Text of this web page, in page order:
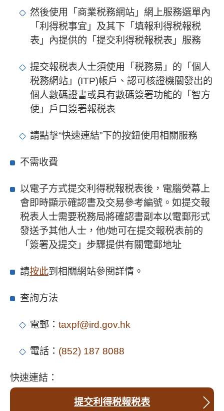
然後使用「商業税務網站」網上服務選單內
「利得税事宜」及其下「填報利得税報税
表」內提供的「提交利得税報税表」服務
提交報税表人士須使用「税務易」的「個人
税務網站」(ITP)帳戶、認可核證機關發出的
個人數碼證書或具有數碼簽署功能的「智方
便」戶口簽署報税表
請點擊“快速連結”下的按鈕使用相關服務
不需收費
以電子方式提交利得税報税表後，電腦熒幕上
會即時顯示確認書及交易參考編號。如提交報
税表人士需要税務局將確認書副本以電郵形式
發送予其他人士，他/她可在提交報税表前的
「簽署及提交」步驟提供有關電郵地址
請按此到相關網站參閱詳情。
查詢方法
電郵： taxpf@ird.gov.hk
電話： (852) 187 8088
快速連結：
提交利得税報税表